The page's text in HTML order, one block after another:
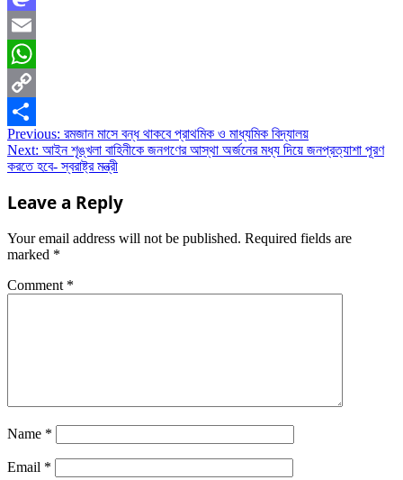
Mastodon
Email
WhatsApp
Copy
Link
Share
Post
navigation
Previous: রমজান মাসে বন্ধ থাকবে প্রাথমিক ও মাধ্যমিক বিদ্যালয়
Next: আইন শৃঙ্খলা বাহিনীকে জনগণের আস্থা অর্জনের মধ্য দিয়ে জনপ্রত্যাশা পূরণ
করতে হবে- স্বরাষ্ট্র মন্ত্রী
Leave a Reply
Your email address will not be published. Required fields are
marked *
Comment *
Name *
Email *